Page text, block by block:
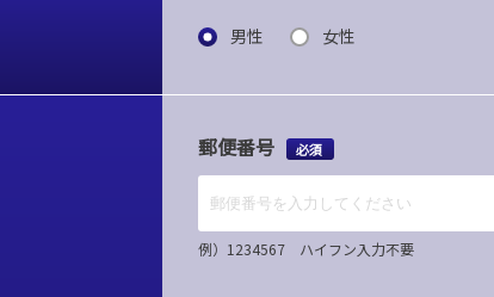
男性 女性
郵便番号 必須
例）1234567 ハイフン入力不要